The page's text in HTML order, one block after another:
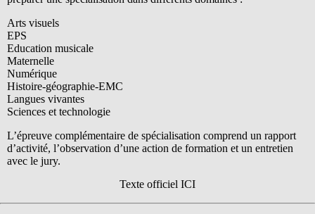
Arts visuels
EPS
Education musicale
Maternelle
Numérique
Histoire-géographie-EMC
Langues vivantes
Sciences et technologie
L’épreuve complémentaire de spécialisation comprend un rapport
d’activité, l’observation d’une action de formation et un entretien
avec le jury.
Texte officiel ICI